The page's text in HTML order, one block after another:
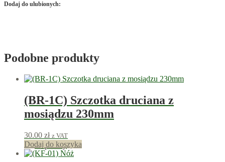
Dodaj do ulubionych:
Podobne produkty
(BR-1C) Szczotka druciana z
mosiądzu 230mm
30.00 zł z VAT
30punkty
Dodaj do koszyka